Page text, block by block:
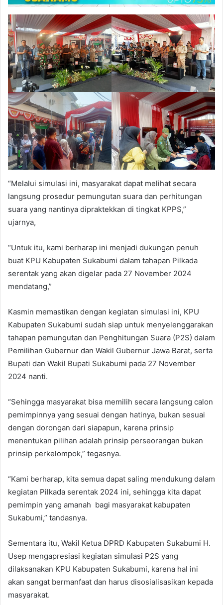
“Melalui simulasi ini, masyarakat dapat melihat secara
langsung prosedur pemungutan suara dan perhitungan
suara yang nantinya dipraktekkan di tingkat KPPS,”
ujarnya,
“Untuk itu, kami berharap ini menjadi dukungan penuh
buat KPU Kabupaten Sukabumi dalam tahapan Pilkada
serentak yang akan digelar pada 27 November 2024
mendatang,”
Kasmin memastikan dengan kegiatan simulasi ini, KPU
Kabupaten Sukabumi sudah siap untuk menyelenggarakan
tahapan pemungutan dan Penghitungan Suara (P2S) dalam
Pemilihan Gubernur dan Wakil Gubernur Jawa Barat, serta
Bupati dan Wakil Bupati Sukabumi pada 27 November
2024 nanti.
“Sehingga masyarakat bisa memilih secara langsung calon
pemimpinnya yang sesuai dengan hatinya, bukan sesuai
dengan dorongan dari siapapun, karena prinsip
menentukan pilihan adalah prinsip perseorangan bukan
prinsip perkelompok,” tegasnya.
“Kami berharap, kita semua dapat saling mendukung dalam
kegiatan Pilkada serentak 2024 ini, sehingga kita dapat
pemimpin yang amanah bagi masyarakat kabupaten
Sukabumi,” tandasnya.
Sementara itu, Wakil Ketua DPRD Kabupaten Sukabumi H.
Usep mengapresiasi kegiatan simulasi P2S yang
dilaksanakan KPU Kabupaten Sukabumi, karena hal ini
akan sangat bermanfaat dan harus disosialisasikan kepada
masyarakat.